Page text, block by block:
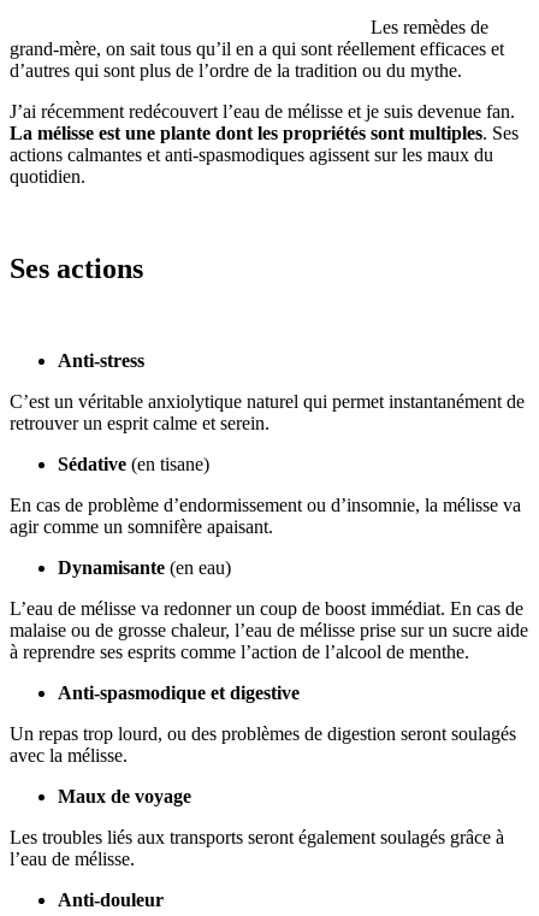
Les remèdes de
grand-mère, on sait tous qu’il en a qui sont réellement efficaces et
d’autres qui sont plus de l’ordre de la tradition ou du mythe.
J’ai récemment redécouvert l’eau de mélisse et je suis devenue fan.
La mélisse est une plante dont les propriétés sont multiples. Ses
actions calmantes et anti-spasmodiques agissent sur les maux du
quotidien.
Ses actions
Anti-stress
C’est un véritable anxiolytique naturel qui permet instantanément de
retrouver un esprit calme et serein.
Sédative (en tisane)
En cas de problème d’endormissement ou d’insomnie, la mélisse va
agir comme un somnifère apaisant.
Dynamisante (en eau)
L’eau de mélisse va redonner un coup de boost immédiat. En cas de
malaise ou de grosse chaleur, l’eau de mélisse prise sur un sucre aide
à reprendre ses esprits comme l’action de l’alcool de menthe.
Anti-spasmodique et digestive
Un repas trop lourd, ou des problèmes de digestion seront soulagés
avec la mélisse.
Maux de voyage
Les troubles liés aux transports seront également soulagés grâce à
l’eau de mélisse.
Anti-douleur